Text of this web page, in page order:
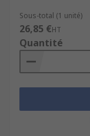
Sous-total (1 unité)
26,85 €HT
Quantité